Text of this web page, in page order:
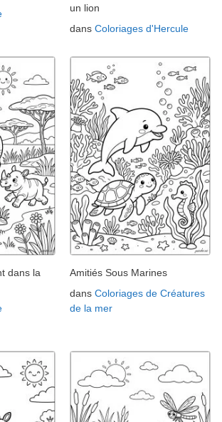
un lion
dans Coloriages d'Hercule
dans la
Amitiés Sous Marines
dans Coloriages de Créatures
de la mer